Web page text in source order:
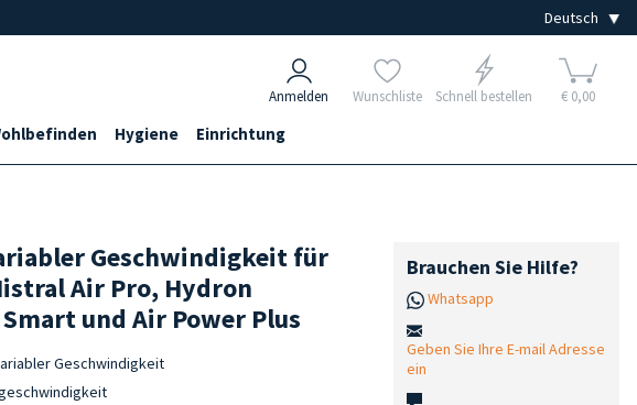
Anmelden Wunschliste Schnell bestellen € 0,00
Hygiene Einrichtung
Geschwindigkeit für
Air Pro, Hydron
und Air Power Plus
Geschwindigkeit
Brauchen Sie Hilfe?
Whatsapp
Geben Sie Ihre E-mail Adresse
ein